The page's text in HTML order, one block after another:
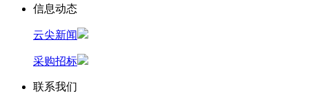
信息动态
云尖新闻
采购招标
联系我们